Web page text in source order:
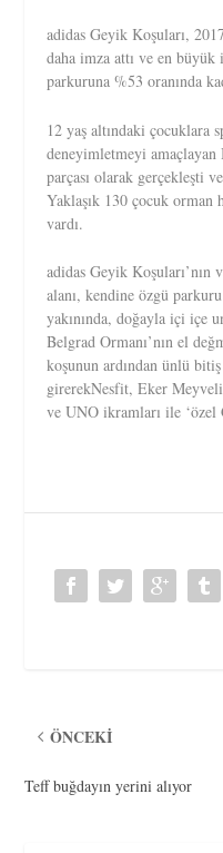
adidas Geyik Koşuları,
daha imza attı ve en
parkuruna %53 oranında
12 yaş altındaki çocuklara
deneyimletmeyi
parçası olarak gerçekleşti
Yaklaşık 130 çocuk orman
vardı.
adidas Geyik
alanı, kendine özgü
yakınında, doğayla içi içe
Belgrad Ormanı’nın el
koşunun ardından ünlü
girerekNesfit, Eker
ve UNO ikramları ile ‘özel
ÖNCEKI
Teff buğdayın yerini alıyor